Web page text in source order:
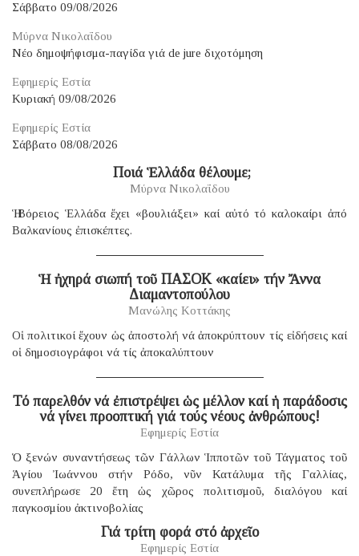
Σάββατο 09/08/2026
Μύρνα Νικολαΐδου
Νέο δημοψήφισμα-παγίδα γιά de jure διχοτόμηση
Εφημερίς Εστία
Κυριακή 09/08/2026
Εφημερίς Εστία
Σάββατο 08/08/2026
​ Ποιά Ἑλλάδα θέλουμε;
Μύρνα Νικολαΐδου
Ἡ Βόρειος Ἑλλάδα ἔχει «βουλιάξει» καί αὐτό τό καλοκαίρι ἀπό
Βαλκανίους ἐπισκέπτες.
Ἡ ἠχηρά σιωπή τοῦ ΠΑΣΟΚ «καίει» τήν Ἄννα
Διαμαντοπούλου
Μανώλης Κοττάκης
Οἱ πολιτικοί ἔχουν ὡς ἀποστολή νά ἀποκρύπτουν τίς εἰδήσεις καί
οἱ δημοσιογράφοι νά τίς ἀποκαλύπτουν
Τό παρελθόν νά ἐπιστρέψει ὡς μέλλον καί ἡ παράδοσις
νά γίνει προοπτική γιά τούς νέους ἀνθρώπους!
Εφημερίς Εστία
Ὁ ξενών συναντήσεως τῶν Γάλλων Ἱπποτῶν τοῦ Τάγματος τοῦ
Ἁγίου Ἰωάννου στήν Ρόδο, νῦν Κατάλυμα τῆς Γαλλίας,
συνεπλήρωσε 20 ἔτη ὡς χῶρος πολιτισμοῦ, διαλόγου καί
παγκοσμίου ἀκτινοβολίας
Γιά τρίτη φορά στό ἀρχεῖο
Εφημερίς Εστία